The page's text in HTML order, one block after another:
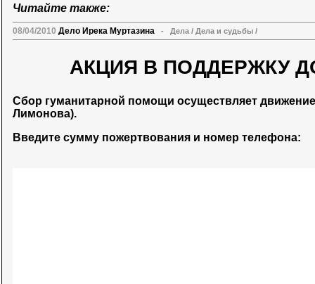
Читайте также:
08/04/2010 Дело Ирека Муртазина - Дела / Дела и судьбы /
АКЦИЯ В ПОДДЕРЖКУ
Сбор гуманитарной помощи осуществляет
Лимонова).
Введите сумму пожертвования и номер телефона: